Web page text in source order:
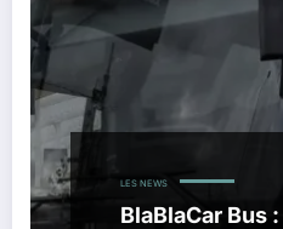
LES NEWS
BlaBlaCar Bus